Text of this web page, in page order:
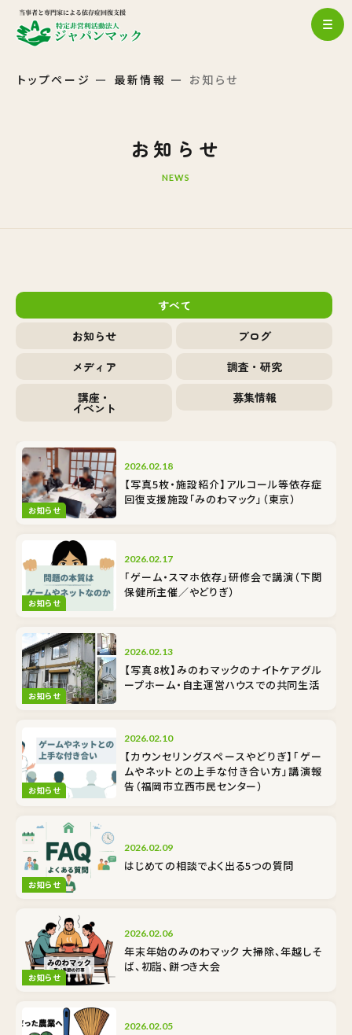
トップページ 最新情報 お知らせ
お知らせ
NEWS
すべて
お知らせ
ブログ
メディア
調査・研究
講座・
イベント
募集情報
お知らせ
2026.02.18
【写真5枚・施設紹介】アルコール等依存症
回復支援施設「みのわマック」（東京）
お知らせ
2026.02.17
「ゲーム・スマホ依存」研修会で講演（下関
保健所主催／やどりぎ）
お知らせ
2026.02.13
【写真8枚】みのわマックのナイトケア――グル
ープホーム・自主運営ハウスでの共同生活
お知らせ
2026.02.10
【カウンセリングスペースやどりぎ】「ゲー
ムやネットとの上手な付き合い方」講演報
告（福岡市立西市民センター）
お知らせ
2026.02.09
はじめての相談でよく出る5つの質問
お知らせ
2026.02.06
年末年始のみのわマック 大掃除、年越しそ
ば、初詣、餅つき大会
2026.02.05